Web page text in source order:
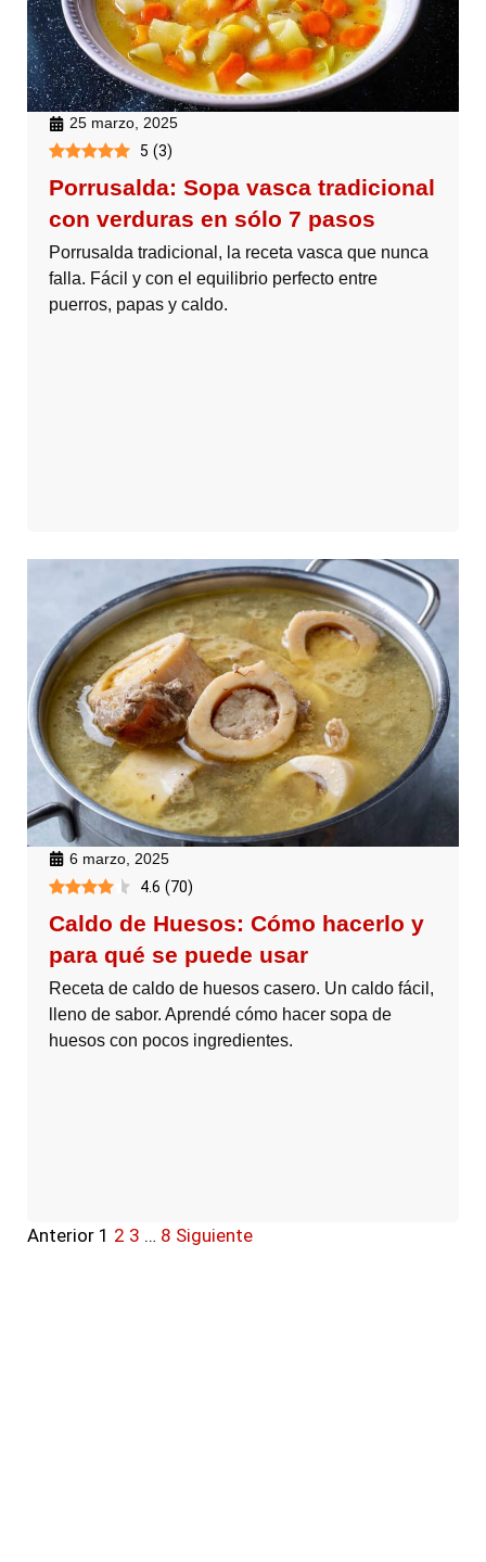
25 marzo, 2025
5 (3)
Porrusalda: Sopa vasca tradicional
con verduras en sólo 7 pasos
Porrusalda tradicional, la receta vasca que nunca
falla. Fácil y con el equilibrio perfecto entre
puerros, papas y caldo.
6 marzo, 2025
4.6 (70)
Caldo de Huesos: Cómo hacerlo y
para qué se puede usar
Receta de caldo de huesos casero. Un caldo fácil,
lleno de sabor. Aprendé cómo hacer sopa de
huesos con pocos ingredientes.
Anterior 1 2 3 … 8 Siguiente